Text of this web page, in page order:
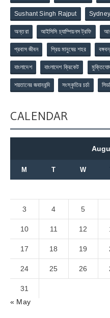
Sushant Singh Rajput Sydney
অন্তরা আইসিসি চ্যাম্পিয়নস ট্রফি
প্রবাস জীবন প্রিয় মানুষের শহর
বাংলাদেশ বাংলাদেশ ক্রিকেট
শয়তানের জবানবন্দি সংস্কৃতির চর্চা
CALENDAR
M T W
3 4 5
10 11 12
17 18 19
24 25 26
31
« May